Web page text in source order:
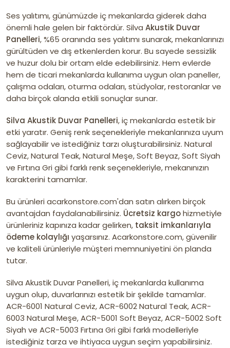
Ses yalıtımı, günümüzde iç mekanlarda giderek daha
önemli hale gelen bir faktördür. Silva Akustik Duvar
Panelleri, %65 oranında ses yalıtımı sunarak, mekanlarınızı
gürültüden ve dış etkenlerden korur. Bu sayede sessizlik
ve huzur dolu bir ortam elde edebilirsiniz. Hem evlerde
hem de ticari mekanlarda kullanıma uygun olan paneller,
çalışma odaları, oturma odaları, stüdyolar, restoranlar ve
daha birçok alanda etkili sonuçlar sunar.
Silva Akustik Duvar Panelleri, iç mekanlarda estetik bir
etki yaratır. Geniş renk seçenekleriyle mekanlarınıza uyum
sağlayabilir ve istediğiniz tarzı oluşturabilirsiniz. Natural
Ceviz, Natural Teak, Natural Meşe, Soft Beyaz, Soft Siyah
ve Fırtına Gri gibi farklı renk seçenekleriyle, mekanınızın
karakterini tamamlar.
Bu ürünleri acarkonstore.com'dan satın alırken birçok
avantajdan faydalanabilirsiniz. Ücretsiz kargohizmetiyle
ürünleriniz kapınıza kadar gelirken, taksit imkanlarıyla
ödeme kolaylığı yaşarsınız. Acarkonstore.com, güvenilir
ve kaliteli ürünleriyle müşteri memnuniyetini ön planda
tutar.
Silva Akustik Duvar Panelleri, iç mekanlarda kullanıma
uygun olup, duvarlarınızı estetik bir şekilde tamamlar.
ACR-6001 Natural Ceviz, ACR-6002 Natural Teak, ACR-
6003 Natural Meşe, ACR-5001 Soft Beyaz, ACR-5002 Soft
Siyah ve ACR-5003 Fırtına Gri gibi farklı modelleriyle
istediğiniz tarza ve ihtiyaca uygun seçim yapabilirsiniz.